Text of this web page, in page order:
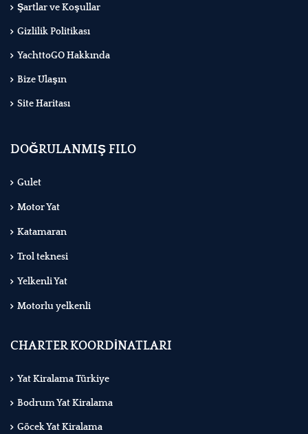
Şartlar ve Koşullar
Gizlilik Politikası
YachttoGO Hakkında
Bize Ulaşın
Site Haritası
DOĞRULANMIŞ FILO
Gulet
Motor Yat
Katamaran
Trol teknesi
Yelkenli Yat
Motorlu yelkenli
CHARTER KOORDİNATLARI
Yat Kiralama Türkiye
Bodrum Yat Kiralama
Göcek Yat Kiralama